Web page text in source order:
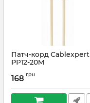
Патч-корд Cablexpert
PP12-20M
168 грн